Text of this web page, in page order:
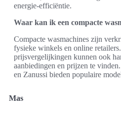
energie-efficiëntie.
Waar kan ik een compacte
Compacte wasmachines zijn
fysieke winkels en online
prijsvergelijkingen kunnen ook
aanbiedingen en prijzen te
en Zanussi bieden populaire
Mas